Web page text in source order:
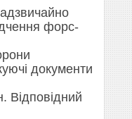
форс-
документи